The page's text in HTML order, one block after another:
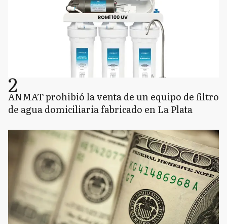
2
ANMAT prohibió la venta de un equipo de filtro
de agua domiciliaria fabricado en La Plata